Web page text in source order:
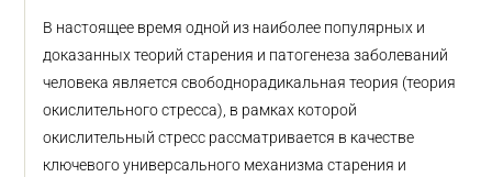
В настоящее время одной из наиболее популярных и
доказанных теорий старения и патогенеза заболеваний
человека является свободнорадикальная теория (теория
окислительного стресса), в рамках которой
окислительный стресс рассматривается в качестве
ключевого универсального механизма старения и